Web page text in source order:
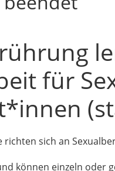
für
richten sich an
können einzeln oder